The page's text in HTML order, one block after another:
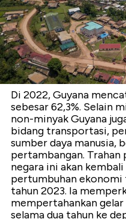
Di 2022, Guyana
sebesar 62,3%. Selain
non-minyak Guyana
bidang transportasi,
sumber daya manusia,
pertambangan. Trahan
negara ini akan
pertumbuhan
tahun 2023. Ia
mempertahankan
selama dua tahun ke